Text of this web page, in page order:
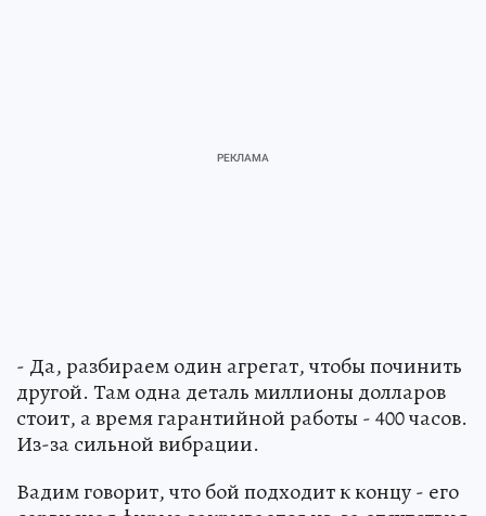
- Да, разбираем один агрегат, чтобы починить
другой. Там одна деталь миллионы долларов
стоит, а время гарантийной работы - 400 часов.
Из-за сильной вибрации.
Вадим говорит, что бой подходит к концу - его